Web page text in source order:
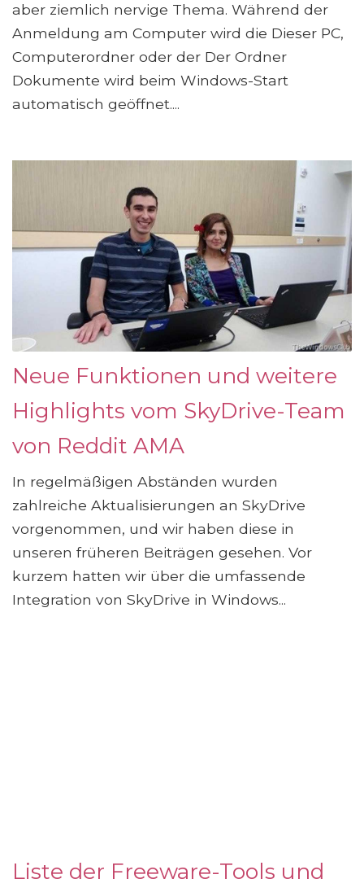
aber ziemlich nervige Thema. Während der
Anmeldung am Computer wird die Dieser PC,
Computerordner oder der Der Ordner
Dokumente wird beim Windows-Start
automatisch geöffnet....
Neue Funktionen und weitere
Highlights vom SkyDrive-Team
von Reddit AMA
In regelmäßigen Abständen wurden
zahlreiche Aktualisierungen an SkyDrive
vorgenommen, und wir haben diese in
unseren früheren Beiträgen gesehen. Vor
kurzem hatten wir über die umfassende
Integration von SkyDrive in Windows...
Liste der Freeware-Tools und